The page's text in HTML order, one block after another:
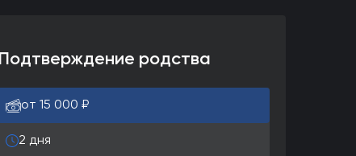
Подтверждение родства
от 15 000 ₽
2 дня